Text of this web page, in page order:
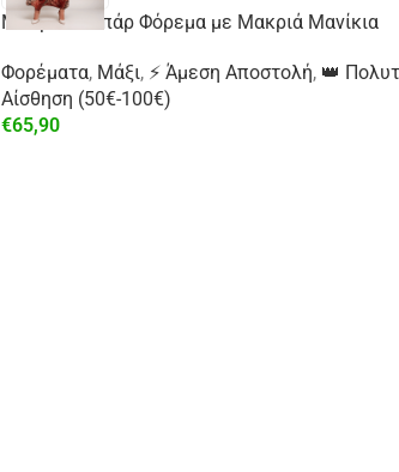
Μακρύ Λεοπάρ Φόρεμα με Μακριά Μανίκια
Φορέματα, Μάξι, ⚡ Άμεση Αποστολή, 👑
Αίσθηση (50€-100€)
€65,90